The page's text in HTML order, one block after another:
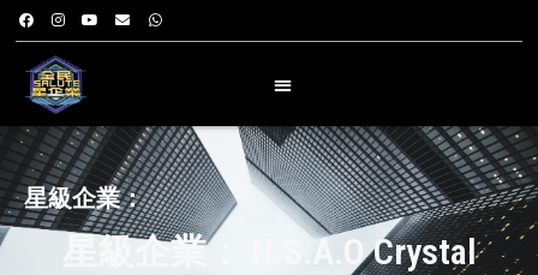
星級企業：
星級企業： N.S.A.O Crystal